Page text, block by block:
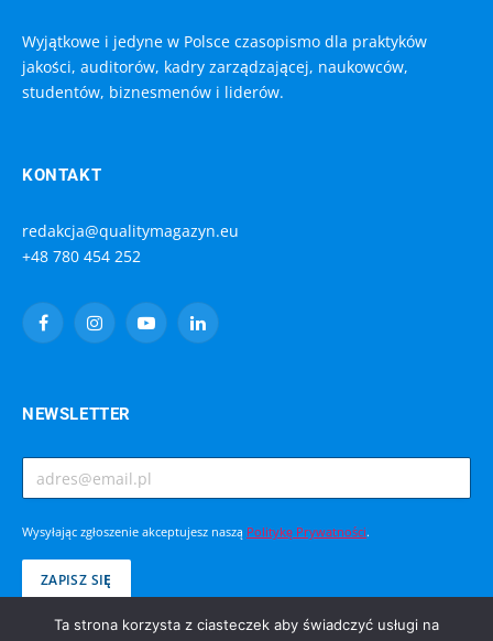
Wyjątkowe i jedyne w Polsce czasopismo dla praktyków
jakości, auditorów, kadry zarządzającej, naukowców,
studentów, biznesmenów i liderów.
KONTAKT
redakcja@qualitymagazyn.eu
+48 780 454 252
FacebookInstagramYouTubeLinkedIn
NEWSLETTER
Wysyłając zgłoszenie akceptujesz naszą Politykę Prywatności.
Ta strona korzysta z ciasteczek aby świadczyć usługi na